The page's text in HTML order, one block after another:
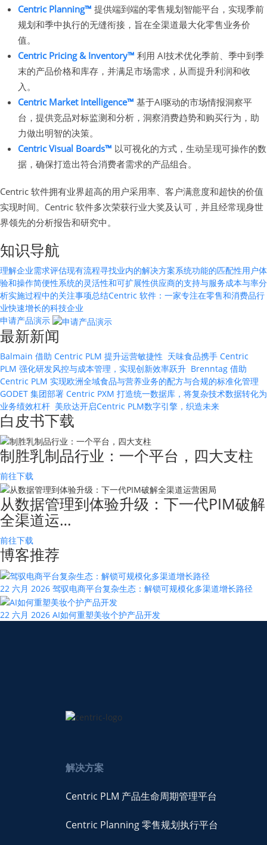
Centric Planning™ 提供端到端的零售规划智能平台，实现季前
规划和季中执行的无缝衔接，旨在全渠道最大化零售业务价
值。
Centric Pricing & Inventory™ 利用 AI技术优化季前、季中到季
末的产品价格和库存，并满足市场需求，从而提升利润和收
入。
Centric Market Intelligence™ 基于AI驱动的市场情报洞察平
台，提供竞品对标监测和分析，洞察消费趋势和购买行为，助
力做出明智的决策。
Centric Visual Boards™ 以可视化的方式，生动呈现可操作的数
据，确保打造出符合消费者需求的产品组合。
Centric 软件拥有业界超高的用户采用率、客户满意度和超快的价值
实现时间。Centric 软件多次荣获行业大奖及认可，并且经常现身世
界领先的分析报告和研究中。
知识导航
理解企业需求评估现有流程寻找业内的解决方案系统功能的匹配性用户体
验和操作简便性系统的灵活性和可扩展性供应商的支持与服务成本与率分
析实施过程中的关注事项总结Centric 软件：一家专注在零售和消费品行
业快速增长的科技企业
申请产品演示
最新新闻
Balmain 借助 Centric PLM 提升运营敏捷性 天味食品携手 Centric
PLM 强化研发风控与成本管理，实现创新效率跃升 Brenntag 借助
Centric PLM 实现欧洲全域食品与营养业务的配方与合规的标准化管理
GODET 集团部署 Centric PXM 打造统一数据库，将复杂技术数据转化为
业务绩效杠杆 美欣达开启Centric PLM数字引擎，织造未来
白皮书下载
制胜乳制品行业：一个平台，四大支柱
前往下载
从数据管理到体验升级：下一代PIM破解
全渠道运…
前往下载
博客推荐
22 六月 2026 驾驭电商平台复杂生态：解锁可规模化多渠道增长路径
22 六月 2026 AI如何重塑美妆个护产品开发
解决方案
Centric PLM 产品生命周期管理平台
Centric Planning 零售规划执行平台